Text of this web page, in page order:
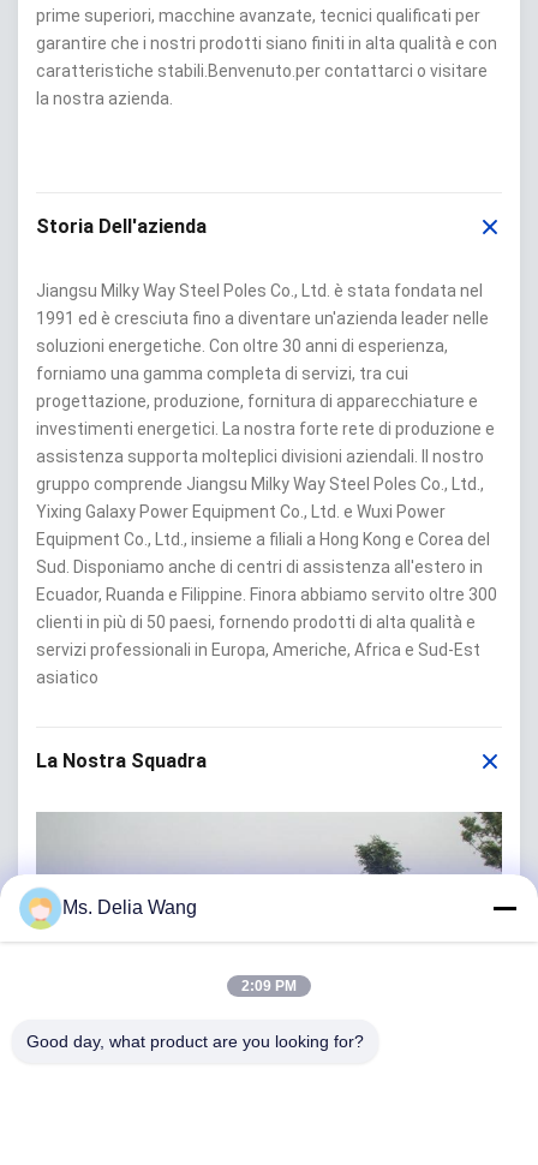
prime superiori, macchine avanzate, tecnici qualificati per
garantire che i nostri prodotti siano finiti in alta qualità e con
caratteristiche stabili. Benvenuto. per contattarci o visitare
la nostra azienda.
Storia Dell'azienda
Jiangsu Milky Way Steel Poles Co., Ltd. è stata fondata nel
1991 ed è cresciuta fino a diventare un'azienda leader nelle
soluzioni energetiche. Con oltre 30 anni di esperienza,
forniamo una gamma completa di servizi, tra cui
progettazione, produzione, fornitura di apparecchiature e
investimenti energetici. La nostra forte rete di produzione e
assistenza supporta molteplici divisioni aziendali. Il nostro
gruppo comprende Jiangsu Milky Way Steel Poles Co., Ltd.,
Yixing Galaxy Power Equipment Co., Ltd. e Wuxi Power
Equipment Co., Ltd., insieme a filiali a Hong Kong e Corea del
Sud. Disponiamo anche di centri di assistenza all'estero in
Ecuador, Ruanda e Filippine. Finora abbiamo servito oltre 300
clienti in più di 50 paesi, fornendo prodotti di alta qualità e
servizi professionali in Europa, Americhe, Africa e Sud-Est
asiatico
La Nostra Squadra
Ms. Delia Wang
2:09 PM
Good day, what product are you looking for?